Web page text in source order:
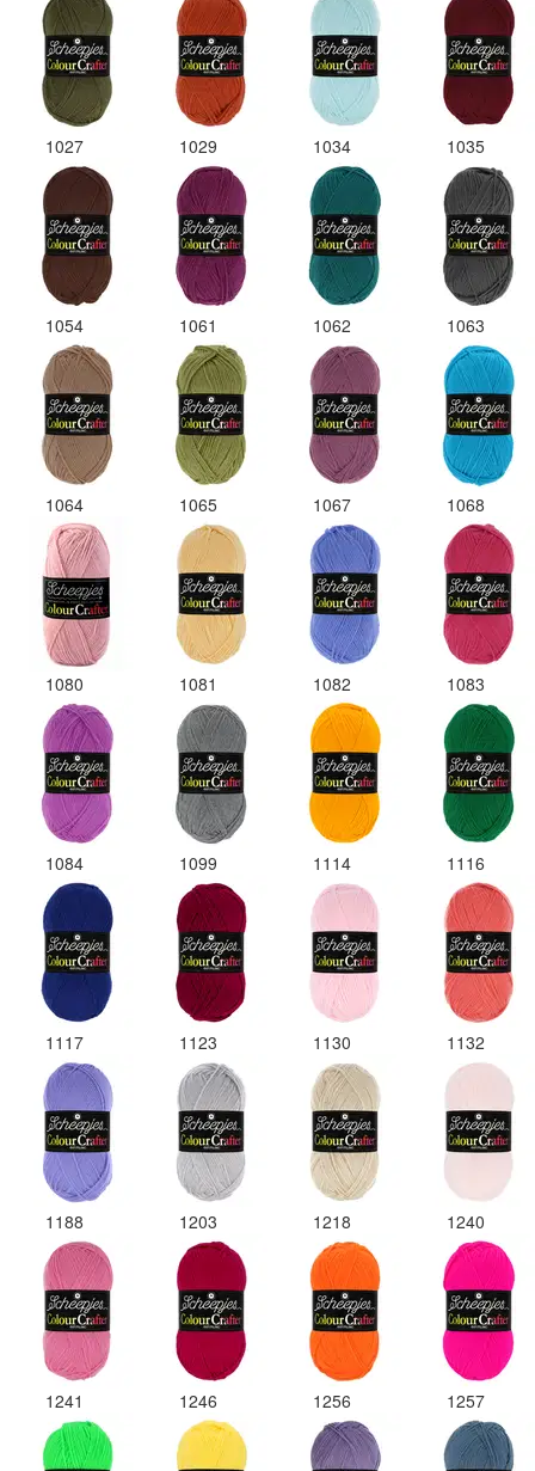
1027 1029 1034 1035
1054 1061 1062 1063
1064 1065 1067 1068
1080 1081 1082 1083
1084 1099 1114 1116
1117 1123 1130 1132
1188 1203 1218 1240
1241 1246 1256 1257